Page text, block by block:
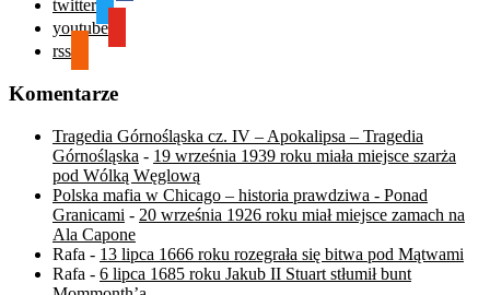
twitter
youtube
rss
Komentarze
Tragedia Górnośląska cz. IV – Apokalipsa – Tragedia
Górnośląska - 19 września 1939 roku miała miejsce szarża
pod Wólką Węglową
Polska mafia w Chicago – historia prawdziwa - Ponad
Granicami - 20 września 1926 roku miał miejsce zamach na
Ala Capone
Rafa - 13 lipca 1666 roku rozegrała się bitwa pod Mątwami
Rafa - 6 lipca 1685 roku Jakub II Stuart stłumił bunt